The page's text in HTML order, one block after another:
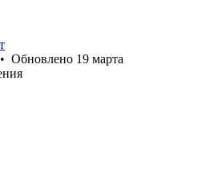
• Обновлено 19 марта